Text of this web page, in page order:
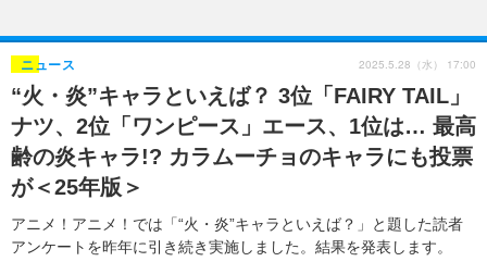
ゲーム グッズ
イベント 海外
海外イベント ビジネス
俳優・タレント アーティスト
ビジネス
アニメ 実写
イベント
ゲーム
動画
アニメ 映画/ドラマ
アニメ！アニメ！TV
連載・コラム
“火・炎”キャラといえば？ 3位「FAIRY TAIL」
ナツ、2位「ワンピース」エース、1位は… 最高
齢の炎キャラ!? カラムーチョのキャラにも投票
が＜25年版＞
アニメ！アニメ！では「“火・炎”キャラといえば？」と題した読者
アンケートを昨年に引き続き実施しました。結果を発表します。
ニュース 2025.5.28（水） 17:00